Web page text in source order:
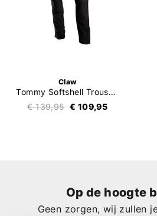
Claw
Tommy Softshell Trousers
€ 139,95 € 109,95
Op de hoogte
Geen zorgen, wij zullen